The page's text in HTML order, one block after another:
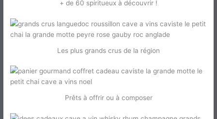
+ de 60 spiritueux à découvrir !
Les plus grands crus de la région
Prêts à offrir ou à composer